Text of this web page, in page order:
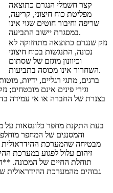
קצר חשמלי הנגרם כתוצאה
מפליטת כוח חיצוני, קריעה,
שריפה וחיבור חוטים שגוי אינו
במסגרת יישוב התביעה.
נזק שנגרם כתוצאה מתחזוקה לא
נכונה, התנגשות בכוח חיצוני
וכיוונון מוגזם של שסתום
השחרור אינו מכוסה בתביעות.
ברגים, מתגי רגליים, ידיות,
וגירי פינים אינם
בצנרת של החברה או אי עמידה
והמסננים של המחפר
מבטיחה שהמערכת ההידראולית
זיהום עלול לפגוע במערכת
תוחלת החיים של המכונה.
גבוהים מהמערכת ההידראולית